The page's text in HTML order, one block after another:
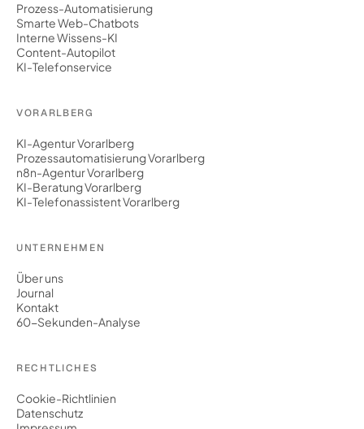
Prozess-Automatisierung
Smarte Web-Chatbots
Interne Wissens-KI
Content-Autopilot
KI-Telefonservice
VORARLBERG
KI-Agentur Vorarlberg
Prozessautomatisierung Vorarlberg
n8n-Agentur Vorarlberg
KI-Beratung Vorarlberg
KI-Telefonassistent Vorarlberg
UNTERNEHMEN
Über uns
Journal
Kontakt
60-Sekunden-Analyse
RECHTLICHES
Cookie-Richtlinien
Datenschutz